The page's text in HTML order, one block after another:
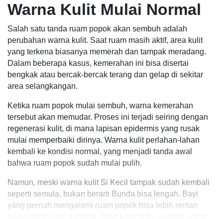
Warna Kulit Mulai Normal
Salah satu tanda ruam popok akan sembuh adalah
perubahan warna kulit. Saat ruam masih aktif, area kulit
yang terkena biasanya memerah dan tampak meradang.
Dalam beberapa kasus, kemerahan ini bisa disertai
bengkak atau bercak-bercak terang dan gelap di sekitar
area selangkangan.
Ketika ruam popok mulai sembuh, warna kemerahan
tersebut akan memudar. Proses ini terjadi seiring dengan
regenerasi kulit, di mana lapisan epidermis yang rusak
mulai memperbaiki dirinya. Warna kulit perlahan-lahan
kembali ke kondisi normal, yang menjadi tanda awal
bahwa ruam popok sudah mulai pulih.
Namun, meski warna kulit Si Kecil tampak sudah kembali
seperti semula, bukan berarti Bunda bisa lengah. Bayi
yang pernah mengalami ruam popok bisa lebih rentan